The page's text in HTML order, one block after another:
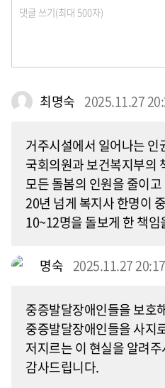
최명숙 2025.11.27
거주시설에서 일어나는 인
국회의원과 보건복지부의
모든 돌봄의 인원을 줄이
20년 넘게 복지사 한명이
10~12명을 돌보게 한 책
명숙 2025.11.27 20:17
중증발달장애인들을 보호
중증발달장애인들을 사지
저지르는 이 현실을 알려
감사드립니다.